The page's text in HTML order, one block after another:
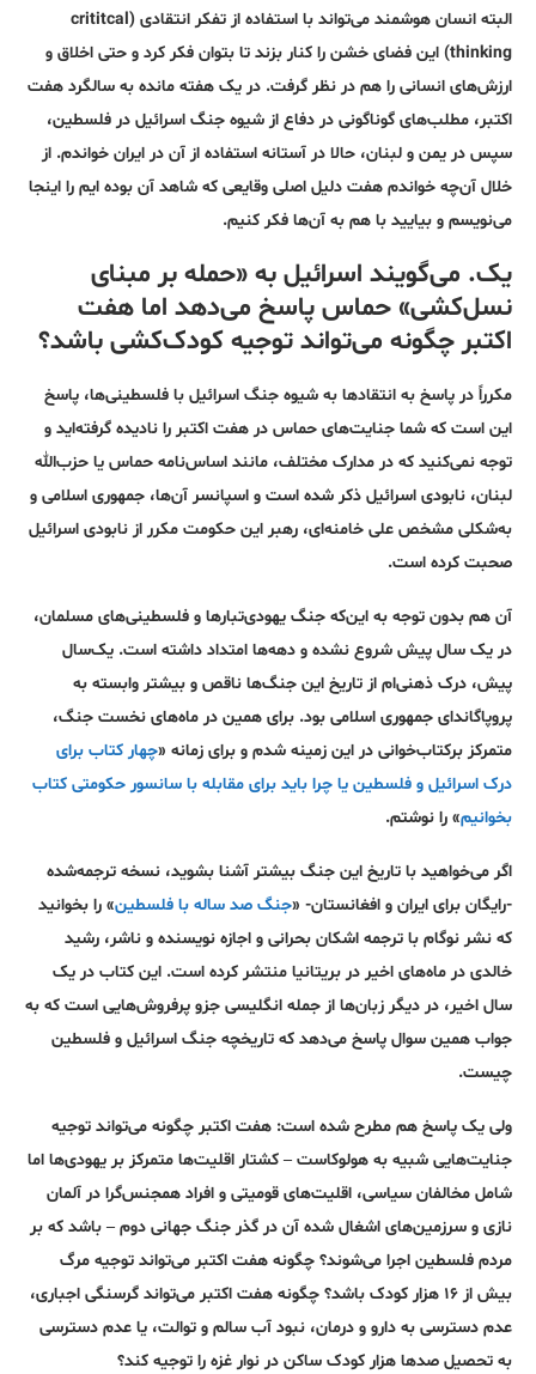
البته انسان هوشمند می‌تواند با استفاده از تفکر انتقادی (crititcal
thinking) این فضای خشن را کنار بزند تا بتوان فکر کرد و حتی اخلاق و
ارزش‌های انسانی را هم در نظر گرفت. در یک هفته مانده به سالگرد هفت
اکتبر، مطلب‌های گوناگونی در دفاع از شیوه جنگ اسرائیل در فلسطین،
سپس در یمن و لبنان، حالا در آستانه استفاده از آن در ایران خواندم. از
خلال آن‌چه خواندم هفت دلیل اصلی وقایعی که شاهد آن بوده ایم را اینجا
می‌نویسم و بیایید با هم به آن‌ها فکر کنیم.
یک. می‌گویند اسرائیل به «حمله بر مبنای
نسل‌کشی» حماس پاسخ می‌دهد اما هفت
اکتبر چگونه می‌تواند توجیه کودک‌کشی باشد؟
مکرراً در پاسخ به انتقادها به شیوه جنگ اسرائیل با فلسطینی‌ها، پاسخ
این است که شما جنایت‌های حماس در هفت اکتبر را نادیده گرفته‌اید و
توجه نمی‌کنید که در مدارک مختلف، مانند اساس‌نامه حماس یا حزب‌الله
لبنان، نابودی اسرائیل ذکر شده است و اسپانسر آن‌ها، جمهوری اسلامی و
به‌شکلی مشخص علی خامنه‌ای، رهبر این حکومت مکرر از نابودی اسرائیل
صحبت کرده‌ است.
آن هم بدون توجه به این‌که جنگ یهودی‌تبارها و فلسطینی‌های مسلمان،
در یک سال پیش شروع نشده و دهه‌ها امتداد داشته است. یک‌سال
پیش، درک ذهنی‌ام از تاریخ این جنگ‌ها ناقص و بیشتر وابسته به
پروپاگاندای جمهوری اسلامی بود. برای همین در ماه‌های نخست جنگ،
متمرکز برکتاب‌خوانی در این زمینه شدم و برای زمانه «چهار کتاب برای
درک اسرائیل و فلسطین یا چرا باید برای مقابله با سانسور حکومتی کتاب
بخوانیم» را نوشتم.
اگر می‌خواهید با تاریخ این جنگ بیشتر آشنا بشوید، نسخه ترجمه‌شده
-رایگان برای ایران و افغانستان- «جنگ صد ساله با فلسطین» را بخوانید
که نشر نوگام با ترجمه اشکان بحرانی و اجازه نویسنده و ناشر، رشید
خالدی در ماه‌های اخیر در بریتانیا منتشر کرده است. این کتاب در یک
سال اخیر، در دیگر زبان‌ها از جمله انگلیسی جزو پرفروش‌هایی است که به
جواب همین سوال پاسخ می‌دهد که تاریخچه جنگ اسرائیل و فلسطین
چیست.
ولی یک پاسخ هم مطرح شده است: هفت اکتبر چگونه می‌تواند توجیه
جنایت‌هایی شبیه به هولوکاست – کشتار اقلیت‌ها متمرکز بر یهودی‌ها اما
شامل مخالفان سیاسی، اقلیت‌های قومیتی و افراد همجنس‌گرا در آلمان
نازی و سرزمین‌های اشغال شده آن در گذر جنگ جهانی دوم – باشد که بر
مردم فلسطین اجرا می‌شوند؟ چگونه هفت اکتبر می‌تواند توجیه مرگ
بیش از ۱۶ هزار کودک باشد؟ چگونه هفت اکتبر می‌تواند گرسنگی اجباری،
عدم دسترسی به دارو و درمان، نبود آب سالم و توالت، یا عدم دسترسی
به تحصیل صدها هزار کودک ساکن در نوار غزه را توجیه کند؟